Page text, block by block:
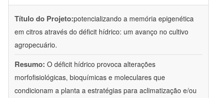
Título do Projeto:potencializando a memória epigenética
em citros através do déficit hídrico: um avanço no cultivo
agropecuário.
Resumo: O déficit hídrico provoca alterações
morfofisiológicas, bioquímicas e moleculares que
condicionam a planta a estratégias para aclimatização e/ou